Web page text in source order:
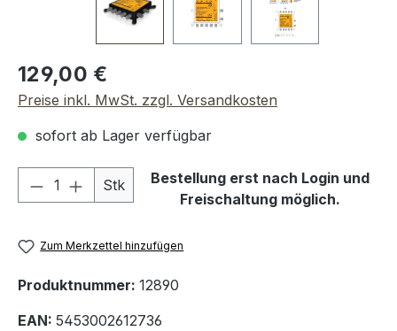
Regulärer Preis:
129,00 €
Preise inkl. MwSt. zzgl. Versandkosten
sofort ab Lager verfügbar
Produkt Anzahl: Gib den
Stk
Bestellung erst nach Login und
Freischaltung möglich.
Zum Merkzettel hinzufügen
Produktnummer: 12890
EAN: 5453002612736